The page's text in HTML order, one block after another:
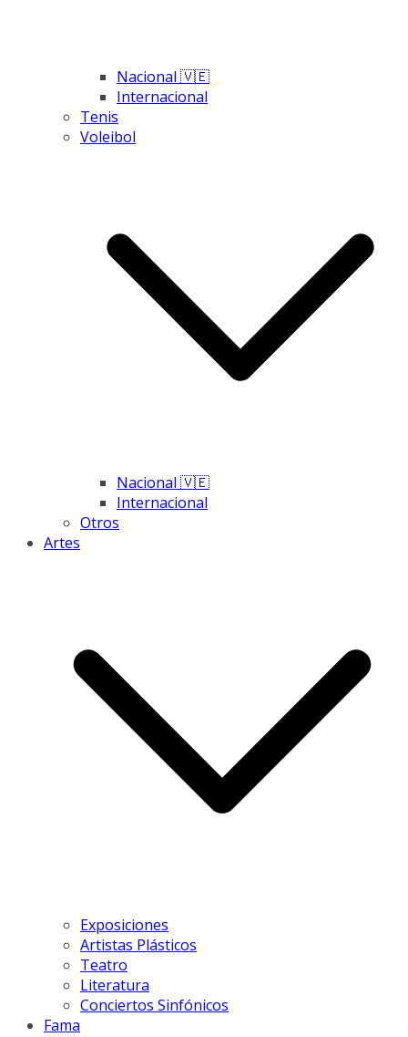
Nacional 🇻🇪
Internacional
Tenis
Voleibol
Nacional 🇻🇪
Internacional
Otros
Artes
Exposiciones
Artistas Plásticos
Teatro
Literatura
Conciertos Sinfónicos
Fama